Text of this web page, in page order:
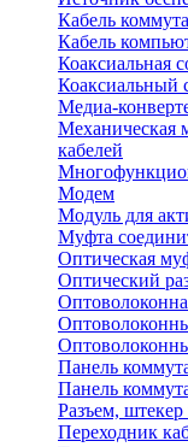
Кабель
Кабель
Коаксиальная
Коаксиальный
Медиа-
Механическая
кабелей
Модем
Модуль для
Муфта
Оптическая
Оптический
Панель
Панель
Разъем,
Переходник